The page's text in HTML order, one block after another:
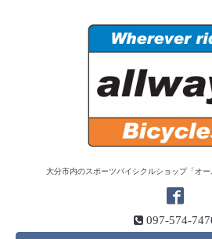
大分市内のスポーツバイシクルショップ「オー
097-574-